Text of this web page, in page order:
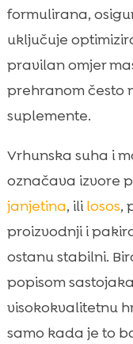
formulirana,
uključuje
pravilan omjer
prehranom često
suplemente.
Vrhunska suha i
označava izvore
janjetina, ililosos,
proizvodnji i
ostanu stabilni.
popisom
visokokvalitetnu
samo kada je to